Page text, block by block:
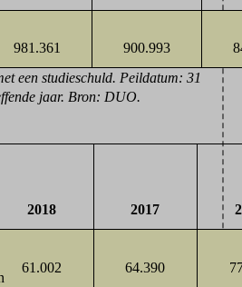
981.361 900.993
een studieschuld. Peildatum: 31
jaar. Bron: DUO.
2018 2017
61.002 64.390